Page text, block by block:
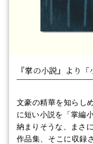
『掌の小説』より
文豪の精華を知らし
に短い小説を「掌編
納まりそうな、まさ
作品集、そこに収録